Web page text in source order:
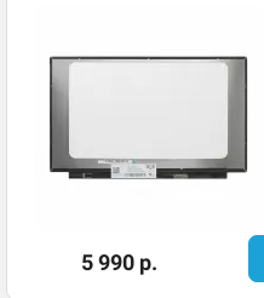
5 990 р.